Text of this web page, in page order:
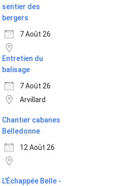
sentier des
bergers
7 Août 26
Entretien du
balisage
7 Août 26
Arvillard
Chantier cabanes
Belledonne
12 Août 26
L'Échappée Belle -